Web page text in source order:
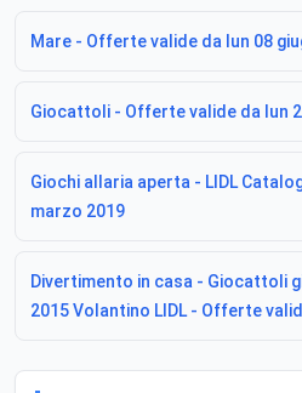
Mare - Offerte valide da lun 08
Giocattoli - Offerte valide da lun
Giochi allaria aperta - LIDL
marzo 2019
Divertimento in casa - Giocattoli
2015 Volantino LIDL - Offerte